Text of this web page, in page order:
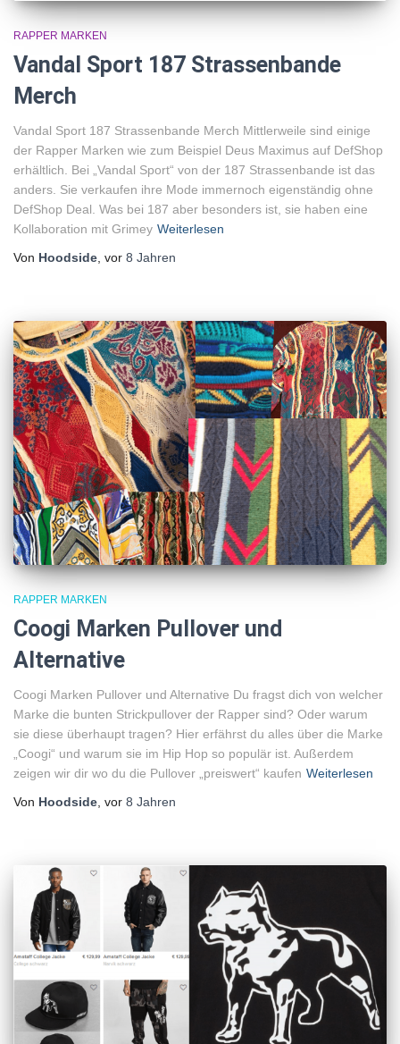
RAPPER MARKEN
Vandal Sport 187 Strassenbande
Merch
Vandal Sport 187 Strassenbande Merch Mittlerweile sind einige
der Rapper Marken wie zum Beispiel Deus Maximus auf DefShop
erhältlich. Bei „Vandal Sport“ von der 187 Strassenbande ist das
anders. Sie verkaufen ihre Mode immernoch eigenständig ohne
DefShop Deal. Was bei 187 aber besonders ist, sie haben eine
Kollaboration mit Grimey Weiterlesen
Von Hoodside , vor 8 Jahren
RAPPER MARKEN
Coogi Marken Pullover und
Alternative
Coogi Marken Pullover und Alternative Du fragst dich von welcher
Marke die bunten Strickpullover der Rapper sind? Oder warum
sie diese überhaupt tragen? Hier erfährst du alles über die Marke
„Coogi“ und warum sie im Hip Hop so populär ist. Außerdem
zeigen wir dir wo du die Pullover „preiswert“ kaufen Weiterlesen
Von Hoodside , vor 8 Jahren